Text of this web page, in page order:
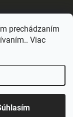
prechádzaním
Viac
Upraviť